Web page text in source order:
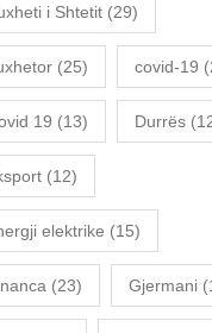
i Shtetit (29)
(25) covid-19
19 (13) Durrës
(12)
elektrike (15)
(23) Gjermani